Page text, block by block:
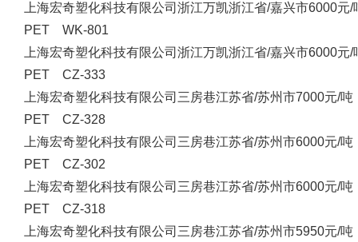
上海宏奇塑化科技有限公司 浙江万凯浙江省/嘉兴市6000元/
PET WK-801
上海宏奇塑化科技有限公司 浙江万凯浙江省/嘉兴市6000元/
PET CZ-333
上海宏奇塑化科技有限公司 三房巷江苏省/苏州市7000元/吨
PET CZ-328
上海宏奇塑化科技有限公司 三房巷江苏省/苏州市6000元/吨
PET CZ-302
上海宏奇塑化科技有限公司 三房巷江苏省/苏州市6000元/吨
PET CZ-318
上海宏奇塑化科技有限公司 三房巷江苏省/苏州市5950元/吨